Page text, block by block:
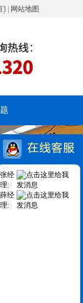
网站地图
张经
理:
薛经
理: